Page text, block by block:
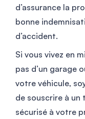
d’assurance la
bonne
d’accident.
Si vous vivez en
pas d’un garage
votre véhicule,
de souscrire à
sécurisé à votre